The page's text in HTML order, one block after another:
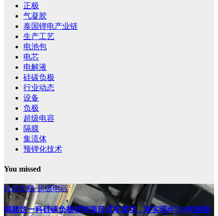
正极
气凝胶
泰国锂电产业链
生产工艺
电池包
电芯
电解液
硅碳负极
行业动态
设备
负极
超级电容
隔膜
集流体
预锂化技术
You missed
硅碳负极超级电容
福建这一科硅碳负极材料项目试车成功，将实现年350吨超级